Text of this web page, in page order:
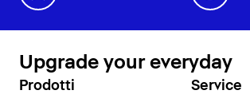
Upgrade your everyday
Prodotti Service